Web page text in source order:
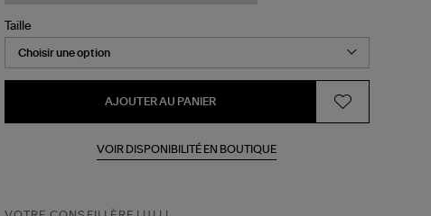
Taille
AJOUTER AU PANIER
VOIR DISPONIBILITÉ EN BOUTIQUE